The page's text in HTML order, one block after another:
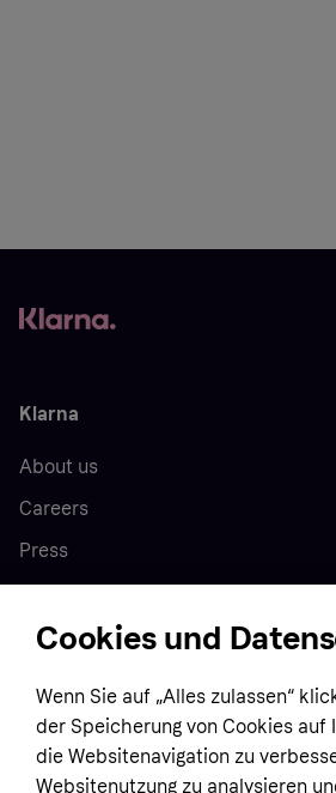
Klarna
About us
Careers
Press
Home
Customer service
Terms & conditions
Privacy policy
Business
Sell with Klarna
Cookies und
Wenn Sie auf „Alles zulassen“
der Speicherung von Cookies auf
die Websitenavigation zu
Websitenutzung zu analysieren